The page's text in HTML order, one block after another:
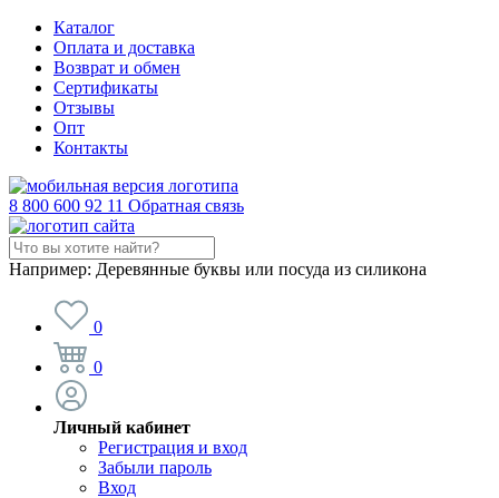
Каталог
Оплата и доставка
Возврат и обмен
Сертификаты
Отзывы
Опт
Контакты
8 800 600 92 11 Обратная связь
Например: Деревянные буквы или посуда из силикона
0
0
Личный кабинет
Регистрация и вход
Забыли пароль
Вход